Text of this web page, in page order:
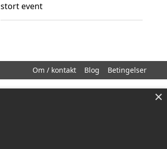
stort event
Om / kontakt Blog Betingelser
×